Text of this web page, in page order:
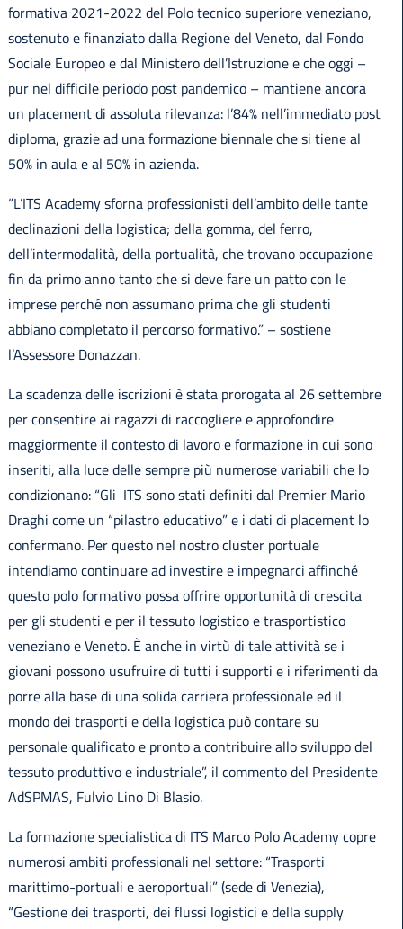
formativa 2021-2022 del Polo tecnico superiore veneziano,
sostenuto e finanziato dalla Regione del Veneto, dal Fondo
Sociale Europeo e dal Ministero dell’Istruzione e che oggi –
pur nel difficile periodo post pandemico – mantiene ancora
un placement di assoluta rilevanza: l’84% nell’immediato post
diploma, grazie ad una formazione biennale che si tiene al
50% in aula e al 50% in azienda.
“L’ITS Academy sforna professionisti dell’ambito delle tante
declinazioni della logistica; della gomma, del ferro,
dell’intermodalità, della portualità, che trovano occupazione
fin da primo anno tanto che si deve fare un patto con le
imprese perché non assumano prima che gli studenti
abbiano completato il percorso formativo.” – sostiene
l’Assessore Donazzan.
La scadenza delle iscrizioni è stata prorogata al 26 settembre
per consentire ai ragazzi di raccogliere e approfondire
maggiormente il contesto di lavoro e formazione in cui sono
inseriti, alla luce delle sempre più numerose variabili che lo
condizionano: “Gli ITS sono stati definiti dal Premier Mario
Draghi come un “pilastro educativo” e i dati di placement lo
confermano. Per questo nel nostro cluster portuale
intendiamo continuare ad investire e impegnarci affinché
questo polo formativo possa offrire opportunità di crescita
per gli studenti e per il tessuto logistico e trasportistico
veneziano e Veneto. È anche in virtù di tale attività se i
giovani possono usufruire di tutti i supporti e i riferimenti da
porre alla base di una solida carriera professionale ed il
mondo dei trasporti e della logistica può contare su
personale qualificato e pronto a contribuire allo sviluppo del
tessuto produttivo e industriale”, il commento del Presidente
AdSPMAS, Fulvio Lino Di Blasio.
La formazione specialistica di ITS Marco Polo Academy copre
numerosi ambiti professionali nel settore: “Trasporti
marittimo-portuali e aeroportuali” (sede di Venezia),
“Gestione dei trasporti, dei flussi logistici e della supply